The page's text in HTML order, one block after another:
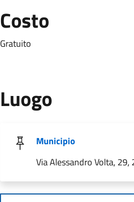
Costo
Gratuito
Luogo
Municipio
Via Alessandro Volta,